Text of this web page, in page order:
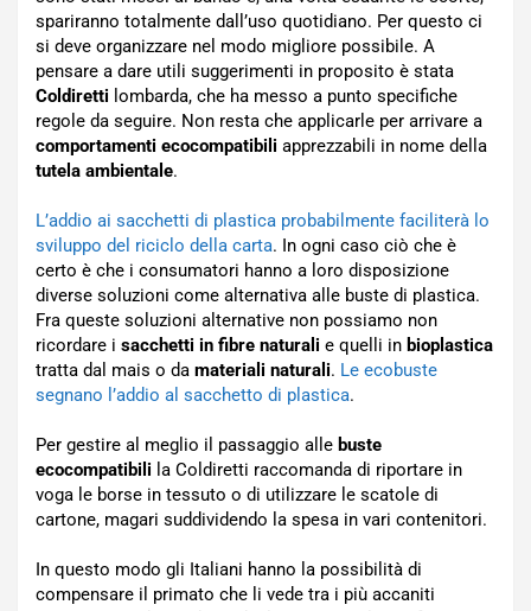
spariranno totalmente dall’uso quotidiano. Per questo ci
si deve organizzare nel modo migliore possibile. A
pensare a dare utili suggerimenti in proposito è stata
Coldiretti lombarda, che ha messo a punto specifiche
regole da seguire. Non resta che applicarle per arrivare a
comportamenti ecocompatibili apprezzabili in nome della
tutela ambientale.
L’addio ai sacchetti di plastica probabilmente faciliterà lo
sviluppo del riciclo della carta. In ogni caso ciò che è
certo è che i consumatori hanno a loro disposizione
diverse soluzioni come alternativa alle buste di plastica.
Fra queste soluzioni alternative non possiamo non
ricordare i sacchetti in fibre naturali e quelli in bioplastica
tratta dal mais o da materiali naturali. Le ecobuste
segnano l’addio al sacchetto di plastica.
Per gestire al meglio il passaggio alle buste
ecocompatibili la Coldiretti raccomanda di riportare in
voga le borse in tessuto o di utilizzare le scatole di
cartone, magari suddividendo la spesa in vari contenitori.
In questo modo gli Italiani hanno la possibilità di
compensare il primato che li vede tra i più accaniti